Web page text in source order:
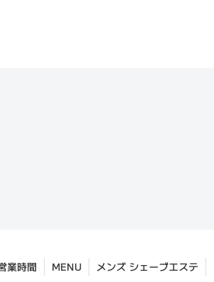
業時間 MENU メンズ シェーブエステ